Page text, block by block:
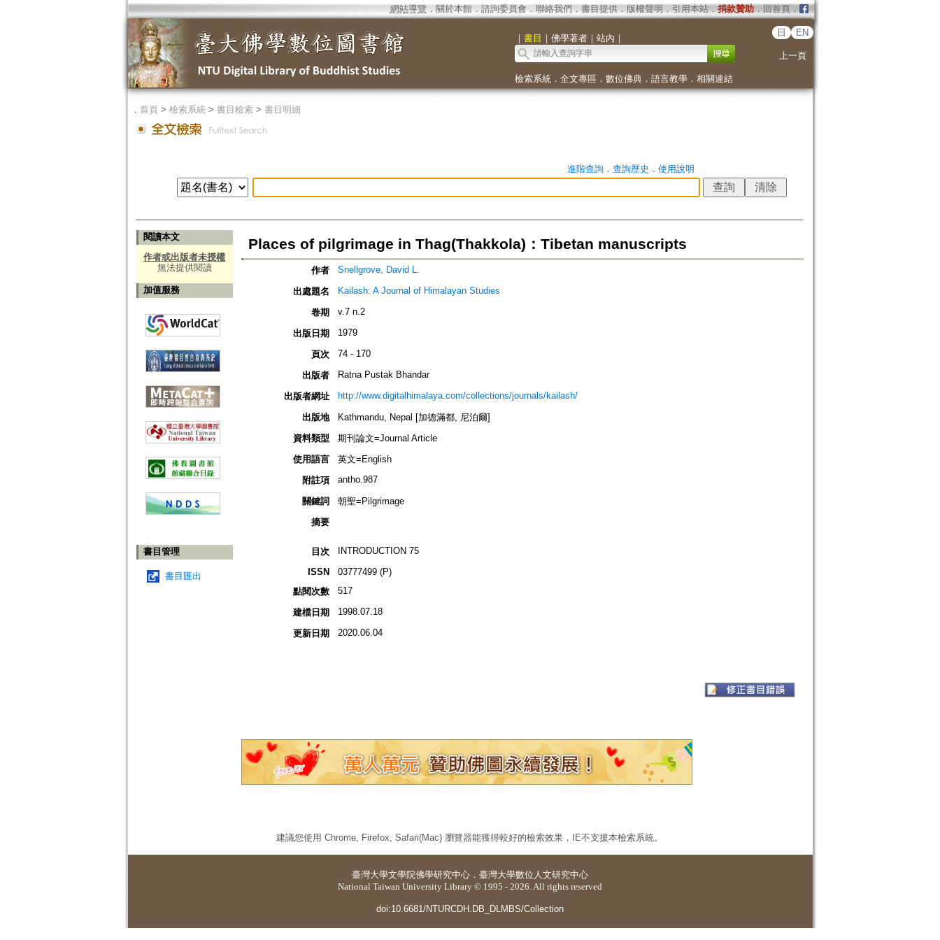
網站導覽 ． 關於本館． 諮詢委員會． 聯絡我們 ． 書目提供． 版權聲明 ． 引用本站． 捐款贊助．回首頁．
｜ 書目 ｜ 佛學著者｜ 站內 ｜
日 EN
上一頁
檢索系統． 全文專區 ． 數位佛典． 語言教學． 相關連結
． 首頁> 檢索系統> 書目檢索> 書目明細
進階查詢． 查詢歷史 ． 使用說明
閱讀本文
作者或出版者未授權
無法提供閱讀
加值服務
書目管理
書目匯出
Places of pilgrimage in Thag(Thakkola)：Tibetan manuscripts
作者 Snellgrove, David L.
出處題名 Kailash: A Journal of Himalayan Studies
卷期 v.7 n.2
出版日期 1979
頁次 74 - 170
出版者 Ratna Pustak Bhandar
出版者網址 http://www.digitalhimalaya.com/collections/journals/kailash/
出版地
Kathmandu, Nepal [加德滿都, 尼泊爾]
資料類型
期刊論文=Journal Article
使用語言
英文=English
附註項
antho.987
關鍵詞
朝聖=Pilgrimage
摘要
目次
INTRODUCTION 75
ISSN
03777499 (P)
點閱次數
517
建檔日期 1998.07.18
更新日期 2020.06.04
建議您使用 Chrome, Firefox, Safari(Mac) 瀏覽器能獲得較好的檢索效果，IE不支援本檢索系統。
臺灣大學文學院佛學研究中心 ． 臺灣大學數位人文研究中心
National Taiwan University Library © 1995 - 2026. All rights reserved
doi:10.6681/NTURCDH.DB_DLMBS/Collection